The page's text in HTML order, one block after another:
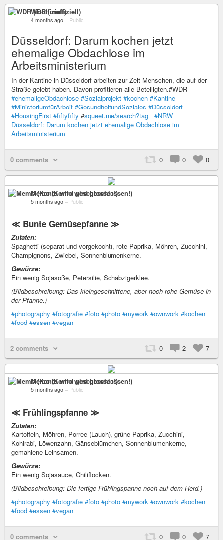
WDR (inoffiziell)
4 months ago – Public
Düsseldorf: Darum kochen jetzt
ehemalige Obdachlose im
Arbeitsministerium
In der Kantine in Düsseldorf arbeiten zur Zeit Menschen, die auf der
Straße gelebt haben. Davon profitieren alle Beteiligten.#WDR
#ehemaligeObdachlose #Sozialprojekt #kochen #Kantine
#MinisteriumfürArbeit #GesundheitundSoziales #Düsseldorf
#HousingFirst #fiftyfifty #squeet.me/search?tag= #NRW
Düsseldorf: Darum kochen jetzt ehemalige Obdachlose im
Arbeitsministerium
0 comments 0 0 0
Memo (Konto wird geschlossen!)
5 months ago – Public
≪ Bunte Gemüsepfanne ≫
Zutaten:
Spaghetti (separat und vorgekocht), rote Paprika, Möhren, Zucchini,
Champignons, Zwiebel, Sonnenblumenkerne.
Gewürze:
Ein wenig Sojasoße, Petersilie, Schabzigerklee.
(Bildbeschreibung: Das kleingeschnittene, aber noch rohe Gemüse in
der Pfanne.)
#photography #fotografie #foto #photo #mywork #ownwork #kochen
#food #essen #vegan
2 comments 0 2 7
Memo (Konto wird geschlossen!)
5 months ago – Public
≪ Frühlingspfanne ≫
Zutaten:
Kartoffeln, Möhren, Porree (Lauch), grüne Paprika, Zucchini,
Kohlrabi, Löwenzahn, Gänseblümchen, Sonnenblumenkerne,
gemahlene Leinsamen.
Gewürze:
Ein wenig Sojasauce, Chiliflocken.
(Bildbeschreibung: Die fertige Frühlingspanne noch auf dem Herd.)
#photography #fotografie #foto #photo #mywork #ownwork #kochen
#food #essen #vegan
0 comments 0 0 7